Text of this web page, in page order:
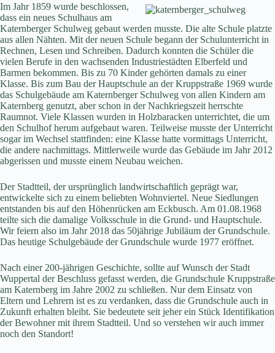
Im Jahr 1859 wurde beschlossen,
dass ein neues Schulhaus am
Katernberger Schulweg gebaut werden musste. Die alte Schule platzte
aus allen Nähten. Mit der neuen Schule begann der Schulunterricht in
Rechnen, Lesen und Schreiben. Dadurch konnten die Schüler die
vielen Berufe in den wachsenden Industriestädten Elberfeld und
Barmen bekommen. Bis zu 70 Kinder gehörten damals zu einer
Klasse. Bis zum Bau der Hauptschule an der Kruppstraße 1969 wurde
das Schulgebäude am Katernberger Schulweg von allen Kindern am
Katernberg genutzt, aber schon in der Nachkriegszeit herrschte
Raumnot. Viele Klassen wurden in Holzbaracken unterrichtet, die um
den Schulhof herum aufgebaut waren. Teilweise musste der Unterricht
sogar im Wechsel stattfinden: eine Klasse hatte vormittags Unterricht,
die andere nachmittags. Mittlerweile wurde das Gebäude im Jahr 2012
abgerissen und musste einem Neubau weichen.
Der Stadtteil, der ursprünglich landwirtschaftlich geprägt war,
entwickelte sich zu einem beliebten Wohnviertel. Neue Siedlungen
entstanden bis auf den Höhenrücken am Eckbusch. Am 01.08.1968
teilte sich die damalige Volksschule in die Grund- und Hauptschule.
Wir feiern also im Jahr 2018 das 50jährige Jubiläum der Grundschule.
Das heutige Schulgebäude der Grundschule wurde 1977 eröffnet.
Nach einer 200-jährigen Geschichte, sollte auf Wunsch der Stadt
Wuppertal der Beschluss gefasst werden, die Grundschule Kruppstraße
am Katernberg im Jahre 2002 zu schließen. Nur dem Einsatz von
Eltern und Lehrern ist es zu verdanken, dass die Grundschule auch in
Zukunft erhalten bleibt. Sie bedeutete seit jeher ein Stück Identifikation
der Bewohner mit ihrem Stadtteil. Und so verstehen wir auch immer
noch den Standort!